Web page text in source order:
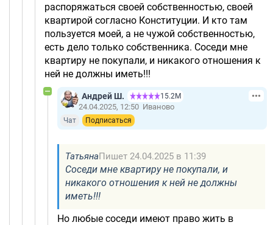
распоряжаться своей собственностью, своей
квартирой согласно Конституции. И кто там
пользуется моей, а не чужой собственностью,
есть дело только собственника. Соседи мне
квартиру не покупали, и никакого отношения к
ней не должны иметь!!!
Андрей Ш. 15.2М
24.04.2025, 12:50 Иваново
Чат Подписаться
ТатьянаПишет 24.04.2025 в 11:39
Соседи мне квартиру не покупали, и
никакого отношения к ней не должны
иметь!!!
Но любые соседи имеют право жить в